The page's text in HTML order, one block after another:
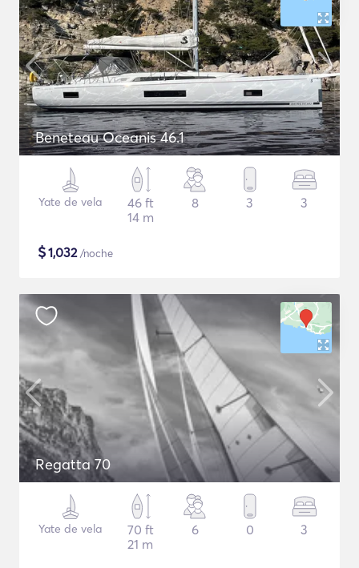
Beneteau Oceanis 46.1
Yate de vela
46 ft
14 m
8 3 3
$1,032/noche
Regatta 70
Yate de vela
70 ft
21 m
6 0 3